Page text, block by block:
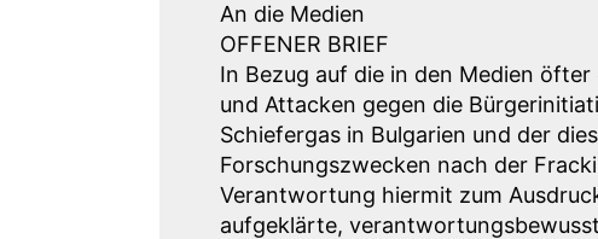
An die Medien
OFFENER BRIEF
In Bezug auf die in den Medien
und Attacken gegen die
Schiefergas in Bulgarien und der
Forschungszwecken nach der
Verantwortung hiermit zum
aufgeklärte,